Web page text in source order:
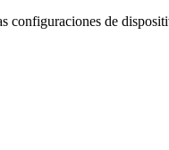
configuraciones de